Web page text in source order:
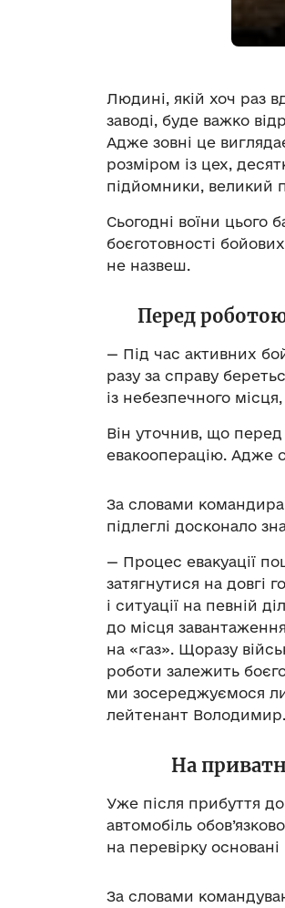
Людині, якій хоч раз
заводі, буде важко
Адже зовні це
розміром із цех,
підйомники, великий
Сьогодні воїни цього
боєготовності
не назвеш.
Перед
— Під час активних
разу за справу
із небезпечного
Він уточнив, що
евакооперацію. Адже
За словами
підлеглі досконало
— Процес евакуації
затягнутися на довгі
і ситуації на певній
до місця
на «газ». Щоразу
роботи залежить
ми зосереджуємося
лейтенант Володимир.
На
Уже після прибуття
автомобіль
на перевірку
За словами